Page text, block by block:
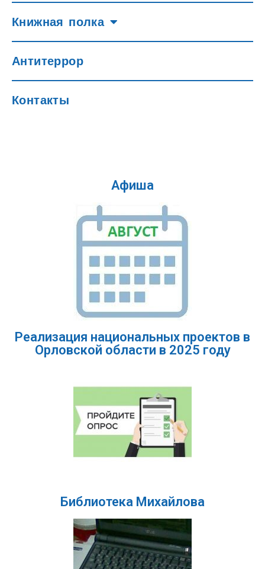
Книжная полка
Антитеррор
Контакты
Афиша
Реализация национальных проектов в
Орловской области в 2025 году
Библиотека Михайлова